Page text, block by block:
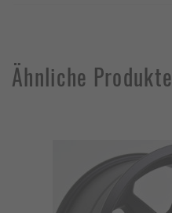
Ähnliche Produkte